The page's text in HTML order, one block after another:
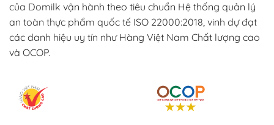
của Domilk vận hành theo tiêu chuẩn Hệ thống quản lý
an toàn thực phẩm quốc tế ISO 22000:2018, vinh dự đạt
các danh hiệu uy tín như Hàng Việt Nam Chất lượng cao
và OCOP.